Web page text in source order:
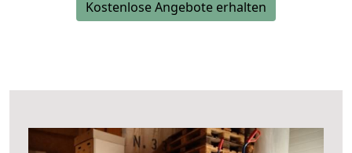
Kostenlose Angebote erhalten